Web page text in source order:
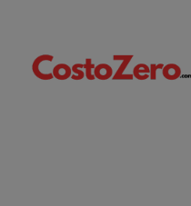
contenuto